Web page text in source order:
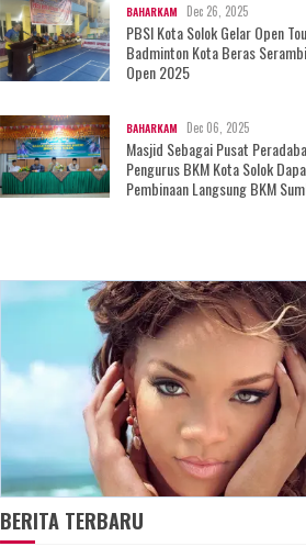
BAHARKAM Dec 26, 2025
PBSI Kota Solok Gelar Open
Badminton Kota Beras
Open 2025
BAHARKAM Dec 06, 2025
Masjid Sebagai Pusat
Pengurus BKM Kota Solok
Pembinaan Langsung BKM
BERITA TERBARU